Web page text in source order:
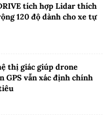
tích hợp Lidar thích
120 độ dành cho xe tự
thị giác giúp drone
GPS vẫn xác định chính